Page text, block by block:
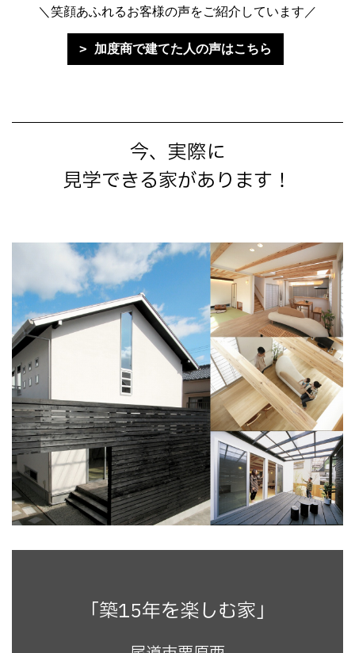
＼笑顔あふれるお客様の声をご紹介しています／
加度商で建てた人の声はこちら
今、実際に
見学できる家があります！
「築15年を楽しむ家」